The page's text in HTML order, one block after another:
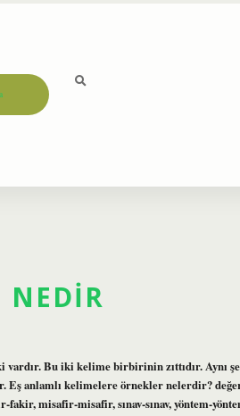
NEDIR
Bu iki kelime birbirinin zıttıdır. Aynı
anlamlı kelimelere örnekler nelerdir?
misafir-misafir, sınav-sınav, yöntem-